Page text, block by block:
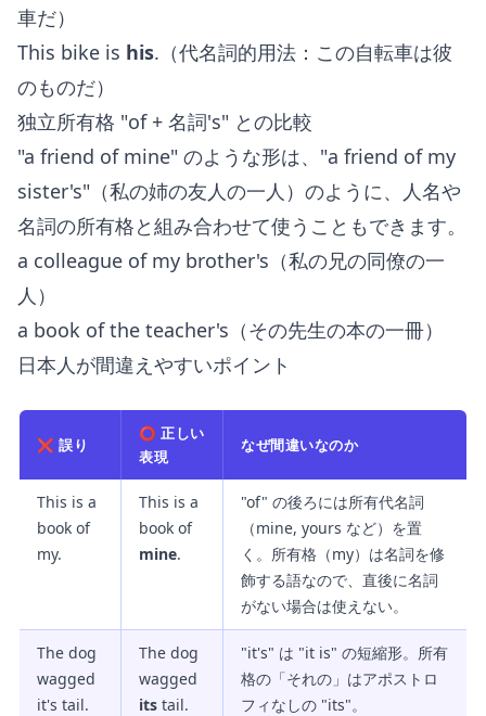
車だ）
This bike is his.（代名詞的用法：この自転車は彼
のものだ）
独立所有格 "of + 名詞's" との比較
"a friend of mine" のような形は、"a friend of my
sister's"（私の姉の友人の一人）のように、人名や
名詞の所有格と組み合わせて使うこともできます。
a colleague of my brother's（私の兄の同僚の一
人）
a book of the teacher's（その先生の本の一冊）
日本人が間違えやすいポイント
❌ 誤り
⭕ 正しい
表現
なぜ間違いなのか
This is a
book of
my.
This is a
book of
mine.
"of" の後ろには所有代名詞
（mine, yours など）を置
く。所有格（my）は名詞を修
飾する語なので、直後に名詞
がない場合は使えない。
The dog
wagged
it's tail.
The dog
wagged
its tail.
"it's" は "it is" の短縮形。所有
格の「それの」はアポストロ
フィなしの "its"。